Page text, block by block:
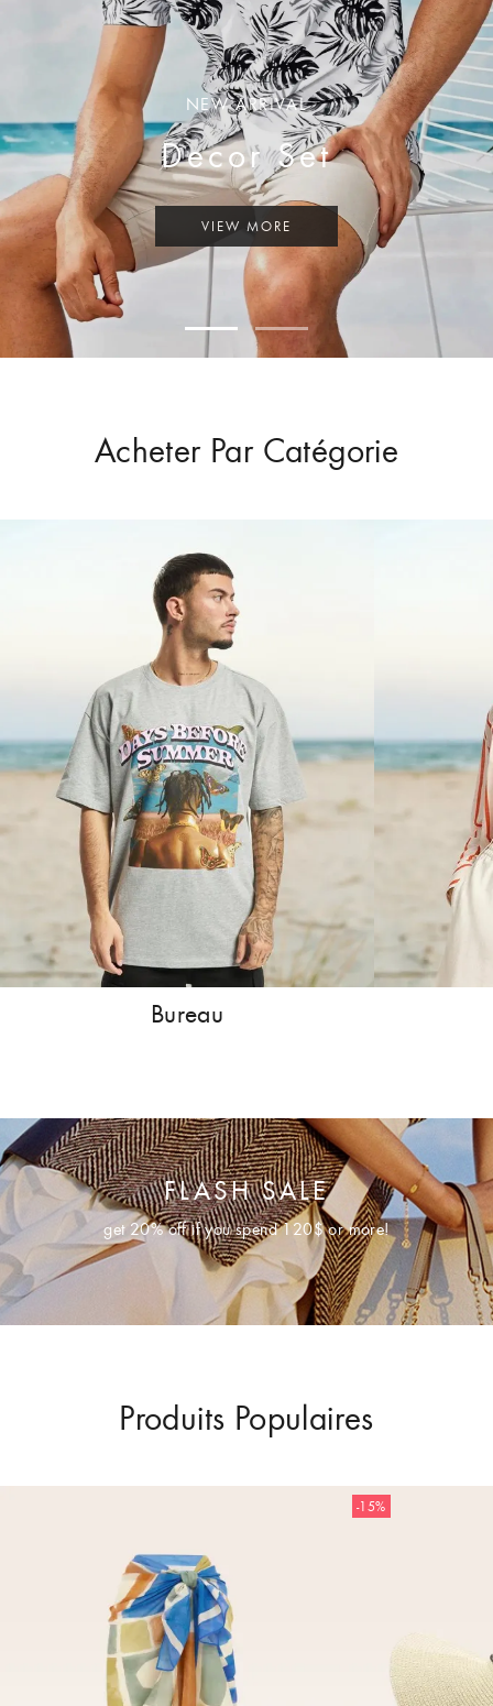
NEW ARRIVAL
Decor Set
VIEW MORE
Acheter Par Catégorie
Bureau
FLASH SALE
get 20% offif you spend 120$ or more!
Produits Populaires
-15%